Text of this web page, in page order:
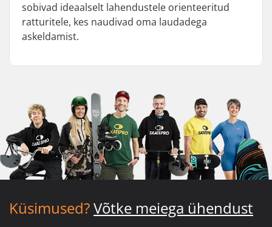
sobivad ideaalselt lahendustele orienteeritud
ratturitele, kes naudivad oma laudadega
askeldamist.
Küsimused?Võtke meiega ühendust